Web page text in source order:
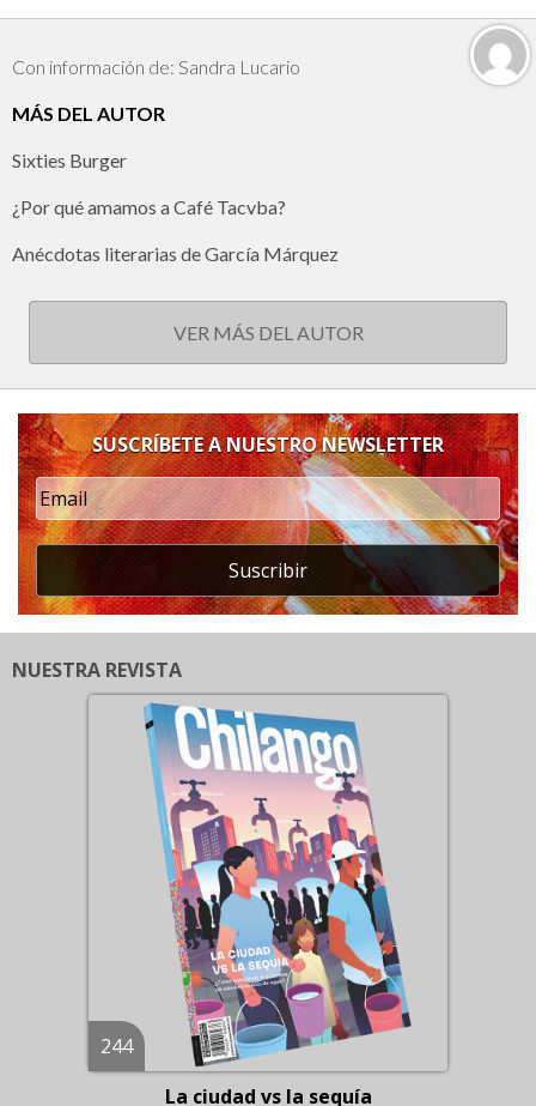
Con información de: Sandra Lucario
MÁS DEL AUTOR
Sixties Burger
¿Por qué amamos a Café Tacvba?
Anécdotas literarias de García Márquez
VER MÁS DEL AUTOR
SUSCRÍBETE A NUESTRO NEWSLETTER
Suscribir
NUESTRA REVISTA
244
La ciudad vs la sequía